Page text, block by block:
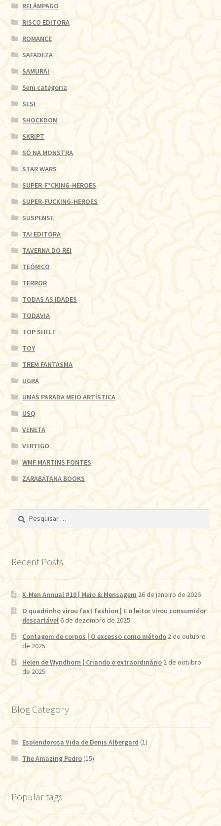
RELÂMPAGO
RISCO EDITORA
ROMANCE
SAFADEZA
SAMURAI
Sem categoria
SESI
SHOCKDOM
SKRIPT
SÓ NA MONSTRA
STAR WARS
SUPER-F*CKING-HEROES
SUPER-FUCKING-HEROES
SUSPENSE
TAI EDITORA
TAVERNA DO REI
TEÓRICO
TERROR
TODAS AS IDADES
TODAVIA
TOP SHELF
TOY
TREM FANTASMA
UGRA
UMAS PARADA MEIO ARTÍSTICA
USQ
VENETA
VERTIGO
WMF MARTINS FONTES
ZARABATANA BOOKS
Pesquisar
Recent Posts
X-Men Annual #10 | Meio & Mensagem 26 de janeiro de 2026
O quadrinho virou fast fashion | E o leitor virou consumidor
descartável 6 de dezembro de 2025
Contagem de corpos | O excesso como método 2 de outubro
de 2025
Helen de Wyndhorn | Criando o extraordinário 2 de outubro
de 2025
Blog Category
Esplendorosa Vida de Denis Albergard (1)
The Amazing Pedro(15)
Popular tags